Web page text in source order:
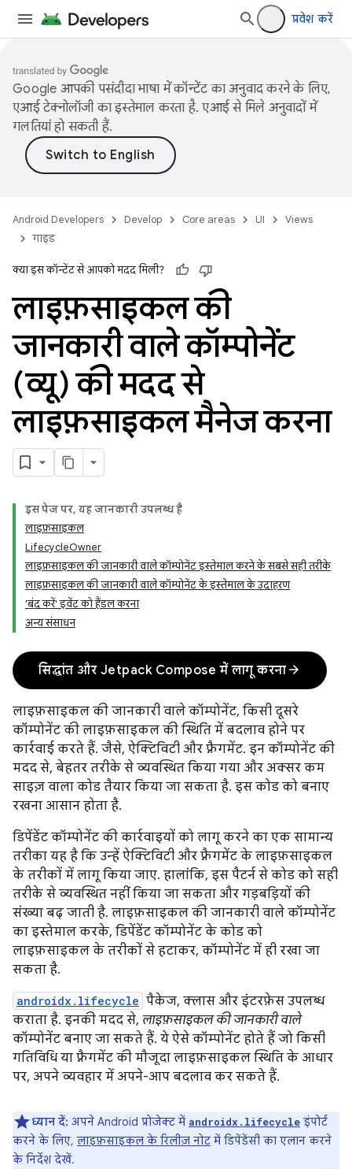
प्रवेश करें
Google आपकी पसंदीदा भाषा में कॉन्टेंट का अनुवाद करने के लिए,
एआई टेक्नोलॉजी का इस्तेमाल करता है. एआई से मिले अनुवादों में
गलतियां हो सकती हैं.
Android Developers Develop Core areas UI
Views
गाइड
क्या इस कॉन्टेंट से आपको मदद मिली?
लाइफ़साइकल की
जानकारी वाले कॉम्पोनेंट
(व्यू) की मदद से
लाइफ़साइकल मैनेज करना
इस पेज पर, यह जानकारी उपलब्ध है
लाइफ़साइकल
LifecycleOwner
लाइफ़साइकल की जानकारी वाले कॉम्पोनेंट इस्तेमाल करने के सबसे सही तरीके
लाइफ़साइकल की जानकारी वाले कॉम्पोनेंट के इस्तेमाल के उदाहरण
'बंद करें' इवेंट को हैंडल करना
अन्य संसाधन
सिद्धांत और Jetpack Compose में लागू करना arrow_forward
लाइफ़साइकल की जानकारी वाले कॉम्पोनेंट, किसी दूसरे
कॉम्पोनेंट की लाइफ़साइकल की स्थिति में बदलाव होने पर
कार्रवाई करते हैं. जैसे, ऐक्टिविटी और फ़्रैगमेंट. इन कॉम्पोनेंट की
मदद से, बेहतर तरीके से व्यवस्थित किया गया और अक्सर कम
साइज़ वाला कोड तैयार किया जा सकता है. इस कोड को बनाए
रखना आसान होता है.
डिपेंडेंट कॉम्पोनेंट की कार्रवाइयों को लागू करने का एक सामान्य
तरीका यह है कि उन्हें ऐक्टिविटी और फ़्रैगमेंट के लाइफ़साइकल
के तरीकों में लागू किया जाए. हालांकि, इस पैटर्न से कोड को सही
तरीके से व्यवस्थित नहीं किया जा सकता और गड़बड़ियों की
संख्या बढ़ जाती है. लाइफ़साइकल की जानकारी वाले कॉम्पोनेंट
का इस्तेमाल करके, डिपेंडेंट कॉम्पोनेंट के कोड को
लाइफ़साइकल के तरीकों से हटाकर, कॉम्पोनेंट में ही रखा जा
सकता है.
androidx.lifecycle पैकेज, क्लास और इंटरफ़ेस उपलब्ध
कराता है. इनकी मदद से, लाइफ़साइकल की जानकारी वाले
कॉम्पोनेंट बनाए जा सकते हैं. ये ऐसे कॉम्पोनेंट होते हैं जो किसी
गतिविधि या फ़्रैगमेंट की मौजूदा लाइफ़साइकल स्थिति के आधार
पर, अपने व्यवहार में अपने-आप बदलाव कर सकते हैं.
ध्यान दें: अपने Android प्रोजेक्ट में androidx.lifecycle इंपोर्ट
करने के लिए, लाइफ़साइकल के रिलीज़ नोट में डिपेंडेंसी का एलान करने
के निर्देश देखें.